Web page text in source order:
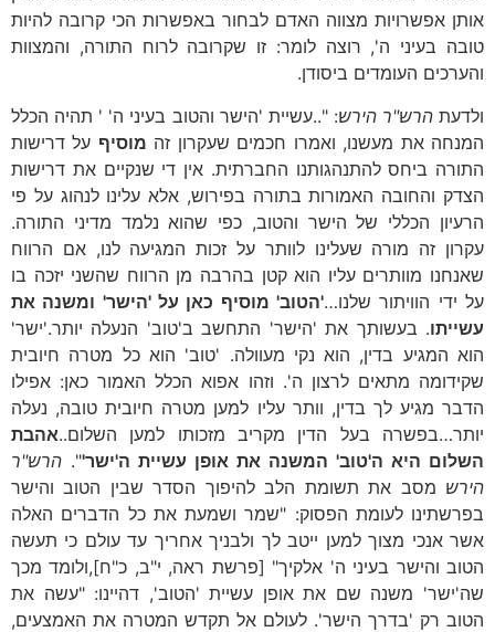
אותן אפשרויות מצווה האדם לבחור באפשרות הכי קרובה להיות
טובה בעיני ה', רוצה לומר: זו שקרובה לרוח התורה, והמצוות
והערכים העומדים ביסודן.
ולדעתהרש"ר הירש: "..עשיית 'הישר והטוב בעיני ה' ' תהיה הכלל
המנחה את מעשנו, ואמרו חכמים שעקרון זה מוסיף על דרישות
התורה ביחס להתנהגותנו החברתית. אין די שנקיים את דרישות
הצדק והחובה האמורות בתורה בפירוש, אלא עלינו לנהוג על פי
הרעיון הכללי של הישר והטוב, כפי שהוא נלמד מדיני התורה.
עקרון זה מורה שעלינו לוותר על זכות המגיעה לנו, אם הרווח
שאנחנו מוותרים עליו הוא קטן בהרבה מן הרווח שהשני יזכה בו
על ידי הוויתור שלנו…'הטוב' מוסיף כאן על 'הישר' ומשנה את
עשייתו. בעשותך את 'הישר' התחשב ב'טוב' הנעלה יותר.'ישר'
הוא המגיע בדין, הוא נקי מעוולה. 'טוב' הוא כל מטרה חיובית
שקידומה מתאים לרצון ה'. וזהו אפוא הכלל האמור כאן: אפילו
הדבר מגיע לך בדין, וותר עליו למען מטרה חיובית טובה, נעלה
יותר…בפשרה בעל הדין מקריב מזכותו למען השלום..אהבת
השלום היא ה'טוב' המשנה את אופן עשיית ה'ישר'". הרש"ר
הירש מסב את תשומת הלב להיפוך הסדר שבין הטוב והישר
בפרשתינו לעומת הפסוק: "שמר ושמעת את כל הדברים האלה
אשר אנכי מצוך למען ייטב לך ולבניך אחריך עד עולם כי תעשה
הטוב והישר בעיני ה' אלקיך" [פרשת ראה, י"ב, כ"ח],ולומד מכך
שה'ישר' משנה שם את אופן עשיית 'הטוב', דהיינו: "עשה את
הטוב רק 'בדרך הישר'. לעולם אל תקדש המטרה את האמצעים,